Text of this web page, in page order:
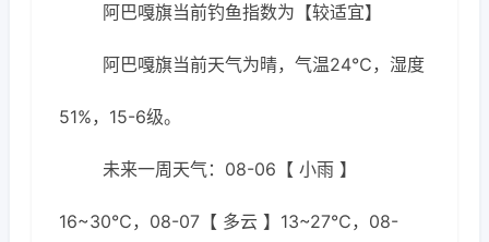
阿巴嘎旗当前钓鱼指数为【较适宜】
阿巴嘎旗当前天气为晴，气温24℃，湿度
51%，15-6级。
未来一周天气：08-06【 小雨 】
16~30℃，08-07【 多云 】13~27℃，08-